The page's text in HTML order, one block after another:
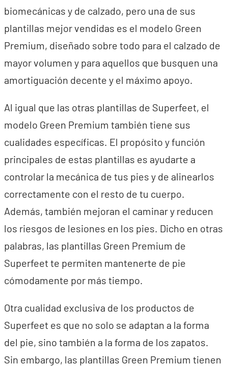
biomecánicas y de calzado, pero una de sus
plantillas mejor vendidas es el modelo Green
Premium, diseñado sobre todo para el calzado de
mayor volumen y para aquellos que busquen una
amortiguación decente y el máximo apoyo.
Al igual que las otras plantillas de Superfeet, el
modelo Green Premium también tiene sus
cualidades específicas. El propósito y función
principales de estas plantillas es ayudarte a
controlar la mecánica de tus pies y de alinearlos
correctamente con el resto de tu cuerpo.
Además, también mejoran el caminar y reducen
los riesgos de lesiones en los pies. Dicho en otras
palabras, las plantillas Green Premium de
Superfeet te permiten mantenerte de pie
cómodamente por más tiempo.
Otra cualidad exclusiva de los productos de
Superfeet es que no solo se adaptan a la forma
del pie, sino también a la forma de los zapatos.
Sin embargo, las plantillas Green Premium tienen